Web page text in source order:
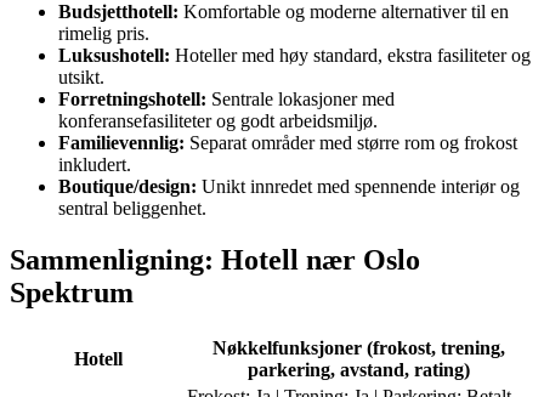
Budsjetthotell: Komfortable og moderne alternativer til en
rimelig pris.
Luksushotell: Hoteller med høy standard, ekstra fasiliteter og
utsikt.
Forretningshotell: Sentrale lokasjoner med
konferansefasiliteter og godt arbeidsmiljø.
Familievennlig: Separat områder med større rom og frokost
inkludert.
Boutique/design: Unikt innredet med spennende interiør og
sentral beliggenhet.
Sammenligning: Hotell nær Oslo
Spektrum
Hotell
Nøkkelfunksjoner (frokost, trening,
parkering, avstand, rating)